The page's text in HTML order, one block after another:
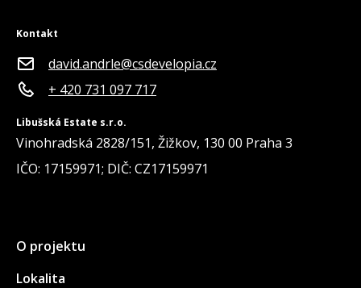
Kontakt
david.andrle@csdevelopia.cz
+ 420 731 097 717
Libušská Estate s.r.o.
Vinohradská 2828/151, Žižkov, 130 00 Praha 3
IČO: 17159971; DIČ: CZ17159971
O projektu
Lokalita